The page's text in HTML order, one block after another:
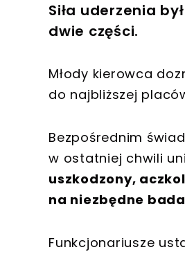
Siła uderzenia
dwie części.
Młody kierowca
do najbliższej
Bezpośrednim
w ostatniej chwili
uszkodzony,
na niezbędne
Funkcjonariusze